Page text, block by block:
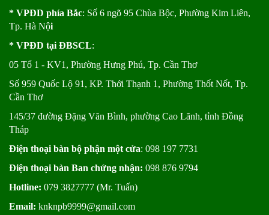
* VPĐD phía Bắc: Số 6 ngõ 95 Chùa Bộc, Phường Kim Liên,
Tp. Hà Nội
* VPĐD tại ĐBSCL:
05 Tổ 1 - KV1, Phường Hưng Phú, Tp. Cần Thơ
Số 959 Quốc Lộ 91, KP. Thới Thạnh 1, Phường Thốt Nốt, Tp.
Cần Thơ
145/37 đường Đặng Văn Bình, phường Cao Lãnh, tỉnh Đồng
Tháp
Điện thoại bàn bộ phận một cửa: 098 197 7731
Điện thoại bàn Ban chứng nhận: 098 876 9794
Hotline: 079 3827777 (Mr. Tuấn)
Email: knknpb9999@gmail.com